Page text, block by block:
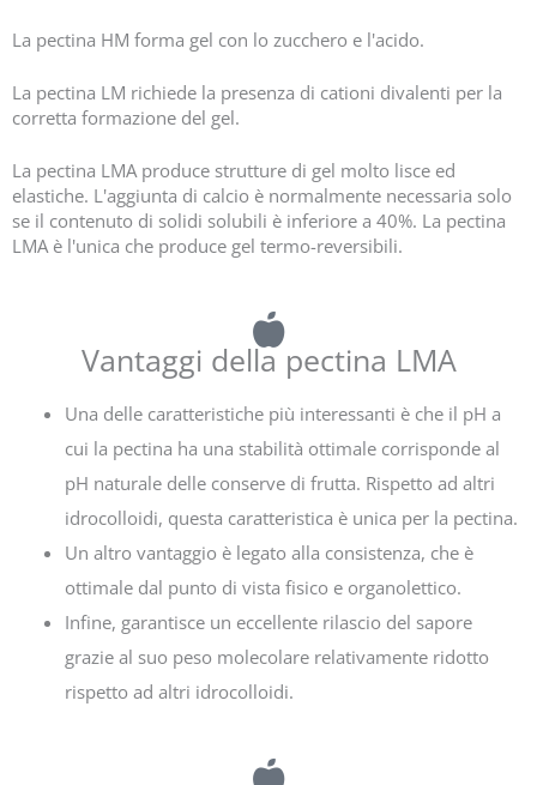
La pectina HM forma gel con lo zucchero e l'acido.
La pectina LM richiede la presenza di cationi divalenti per la
corretta formazione del gel.
La pectina LMA produce strutture di gel molto lisce ed
elastiche. L'aggiunta di calcio è normalmente necessaria solo
se il contenuto di solidi solubili è inferiore a 40%. La pectina
LMA è l'unica che produce gel termo-reversibili.
Vantaggi della pectina LMA
Una delle caratteristiche più interessanti è che il pH a
cui la pectina ha una stabilità ottimale corrisponde al
pH naturale delle conserve di frutta. Rispetto ad altri
idrocolloidi, questa caratteristica è unica per la pectina.
Un altro vantaggio è legato alla consistenza, che è
ottimale dal punto di vista fisico e organolettico.
Infine, garantisce un eccellente rilascio del sapore
grazie al suo peso molecolare relativamente ridotto
rispetto ad altri idrocolloidi.